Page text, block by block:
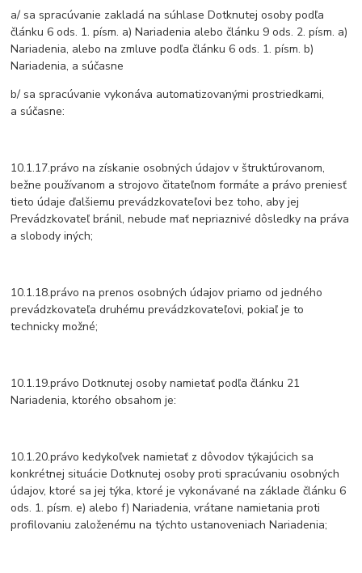
a/ sa spracúvanie zakladá na súhlase Dotknutej osoby podľa
článku 6 ods. 1. písm. a) Nariadenia alebo článku 9 ods. 2. písm. a)
Nariadenia, alebo na zmluve podľa článku 6 ods. 1. písm. b)
Nariadenia, a súčasne
b/ sa spracúvanie vykonáva automatizovanými prostriedkami,
a súčasne:
10.1.17.právo na získanie osobných údajov v štruktúrovanom,
bežne používanom a strojovo čitateľnom formáte a právo preniesť
tieto údaje ďalšiemu prevádzkovateľovi bez toho, aby jej
Prevádzkovateľ bránil, nebude mať nepriaznivé dôsledky na práva
a slobody iných;
10.1.18.právo na prenos osobných údajov priamo od jedného
prevádzkovateľa druhému prevádzkovateľovi, pokiaľ je to
technicky možné;
10.1.19.právo Dotknutej osoby namietať podľa článku 21
Nariadenia, ktorého obsahom je:
10.1.20.právo kedykoľvek namietať z dôvodov týkajúcich sa
konkrétnej situácie Dotknutej osoby proti spracúvaniu osobných
údajov, ktoré sa jej týka, ktoré je vykonávané na základe článku 6
ods. 1. písm. e) alebo f) Nariadenia, vrátane namietania proti
profilovaniu založenému na týchto ustanoveniach Nariadenia;